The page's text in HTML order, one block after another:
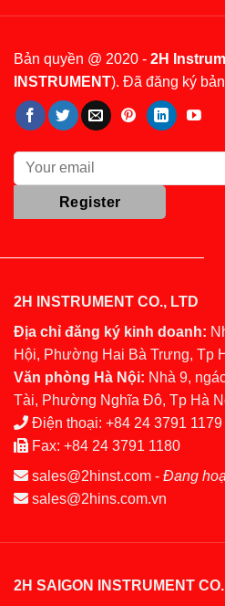
Bản quyền @ 2020 - 2H
INSTRUMENT). Đã đăng ký
2H INSTRUMENT CO., LTD
Địa chỉ đăng ký kinh doanh:
Hội, Phường Hai Bà Trưng, Tp
Văn phòng Hà Nội: Nhà 9,
Tài, Phường Nghĩa Đô, Tp Hà
Điện thoại: +84 24 3791 1179
Fax: +84 24 3791 1180
sales@2hinst.com - Đang
sales@2hins.com.vn
2H SAIGON INSTRUMENT